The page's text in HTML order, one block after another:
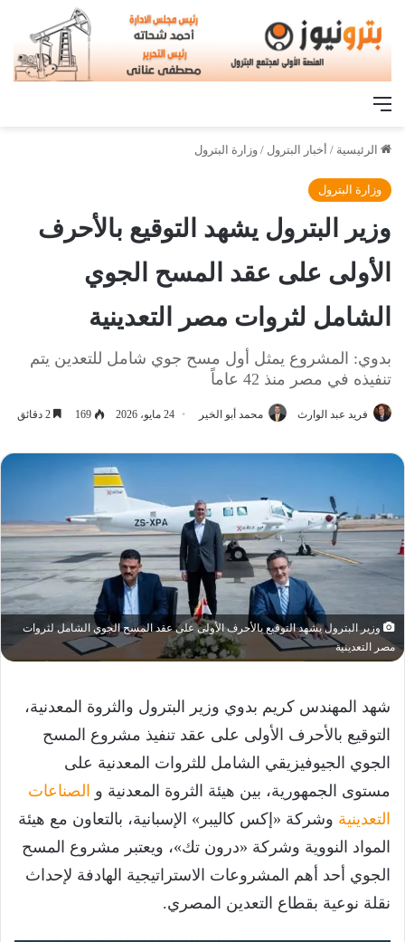
القائمة
الرئيسية / أخبار البترول / وزارة البترول
وزارة البترول
وزير البترول يشهد التوقيع بالأحرف
الأولى على عقد المسح الجوي
الشامل لثروات مصر التعدينية
بدوي: المشروع يمثل أول مسح جوي شامل للتعدين يتم
تنفيذه في مصر منذ 42 عاماً
فريد عبد الوارث محمد أبو الخير 24 مايو، 2026 169
وزير البترول يشهد التوقيع بالأحرف الأولى على عقد المسح الجوي الشامل لثروات
مصر التعدينية
شهد المهندس كريم بدوي وزير البترول والثروة المعدنية،
التوقيع بالأحرف الأولى على عقد تنفيذ مشروع المسح
الجوي الجيوفيزيقي الشامل للثروات المعدنية على
مستوى الجمهورية، بين هيئة الثروة المعدنية و الصناعات
التعدينية وشركة «إكس كاليبر» الإسبانية، بالتعاون مع هيئة
المواد النووية وشركة «درون تك»، ويعتبر مشروع المسح
الجوي أحد أهم المشروعات الاستراتيجية الهادفة لإحداث
نقلة نوعية بقطاع التعدين المصري.